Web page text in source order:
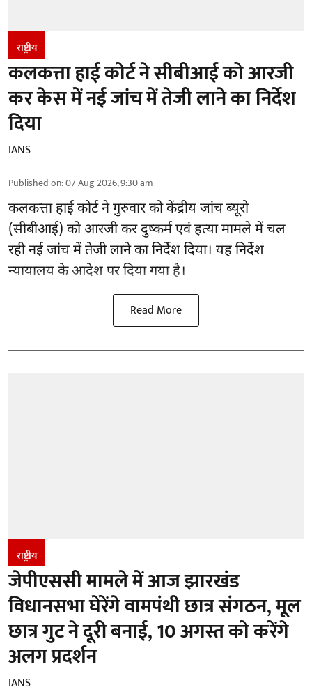
राष्ट्रीय
कलकत्ता हाई कोर्ट ने सीबीआई को आरजी
कर केस में नई जांच में तेजी लाने का निर्देश
दिया
IANS
Published on:07 Aug 2026, 9:30 am
कलकत्ता हाई कोर्ट ने गुरुवार को केंद्रीय जांच ब्यूरो
(सीबीआई) कोआरजी कर दुष्कर्म एवं हत्या मामलेमें चल
रही नई जांच में तेजी लाने का निर्देश दिया। यह निर्देश
न्यायालय के आदेश पर दिया गया है।
Read More
राष्ट्रीय
जेपीएससी मामले में आज झारखंड
विधानसभा घेरेंगे वामपंथी छात्र संगठन, मूल
छात्र गुट ने दूरी बनाई, 10 अगस्त को करेंगे
अलग प्रदर्शन
IANS